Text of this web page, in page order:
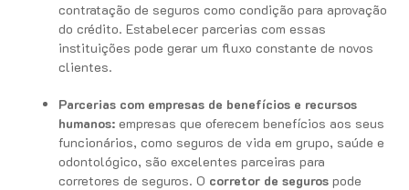
contratação de seguros como condição para aprovação
do crédito. Estabelecer parcerias com essas
instituições pode gerar um fluxo constante de novos
clientes.
Parcerias com empresas de benefícios e recursos
humanos: empresas que oferecem benefícios aos seus
funcionários, como seguros de vida em grupo, saúde e
odontológico, são excelentes parceiras para
corretores de seguros. O corretor de seguros pode